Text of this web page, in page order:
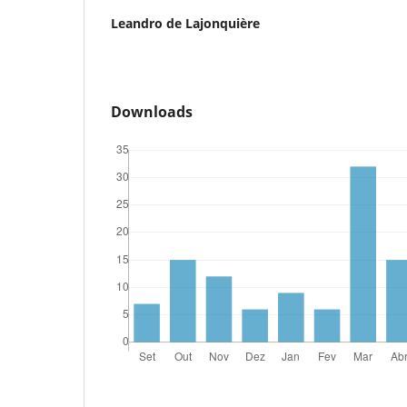
Leandro de Lajonquière
Downloads